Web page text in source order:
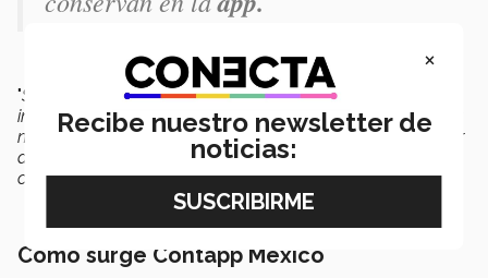
"Siempre será importante que el usuario vea la
información de una manera más amigable, justo como la
necesita, no como la necesita ver un contador, concontar
ayudamos al trabajo del contador para que sea más un
consultor", puntualiza David.
Cómo surge Contapp México
×
Recibe nuestro newsletter de
noticias: